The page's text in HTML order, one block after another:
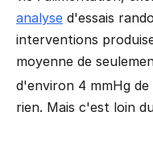
analyse d'essais
interventions
moyenne de
d'environ 4 mmHg
rien. Mais c'est loin